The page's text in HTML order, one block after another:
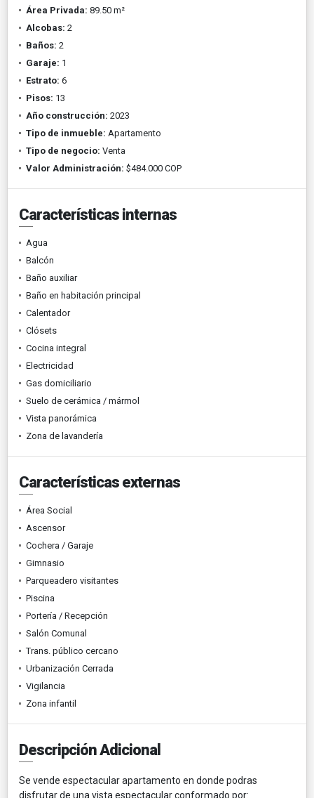
Área Privada: 89.50 m²
Alcobas: 2
Baños: 2
Garaje: 1
Estrato: 6
Pisos: 13
Año construcción: 2023
Tipo de inmueble: Apartamento
Tipo de negocio: Venta
Valor Administración: $484.000 COP
Características internas
Agua
Balcón
Baño auxiliar
Baño en habitación principal
Calentador
Clósets
Cocina integral
Electricidad
Gas domiciliario
Suelo de cerámica / mármol
Vista panorámica
Zona de lavandería
Características externas
Área Social
Ascensor
Cochera / Garaje
Gimnasio
Parqueadero visitantes
Piscina
Portería / Recepción
Salón Comunal
Trans. público cercano
Urbanización Cerrada
Vigilancia
Zona infantil
Descripción Adicional
Se vende espectacular apartamento en donde podras
disfrutar de una vista espectacular conformado por: